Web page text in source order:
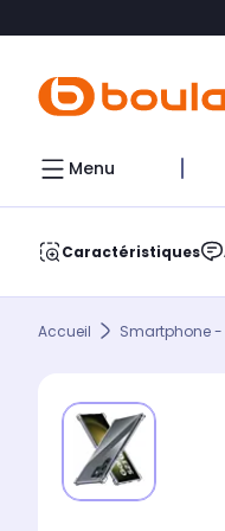
Menu
Caractéristiques
Accueil Smartphone -